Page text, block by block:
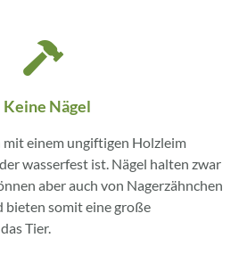
Keine Nägel
einem ungiftigen Holzleim
wasserfest ist. Nägel halten zwar
aber auch von Nagerzähnchen
bieten somit eine große
Tier.